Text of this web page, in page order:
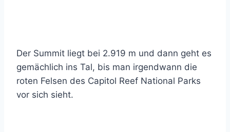
Der Summit liegt bei 2.919 m und dann geht es
gemächlich ins Tal, bis man irgendwann die
roten Felsen des Capitol Reef National Parks
vor sich sieht.